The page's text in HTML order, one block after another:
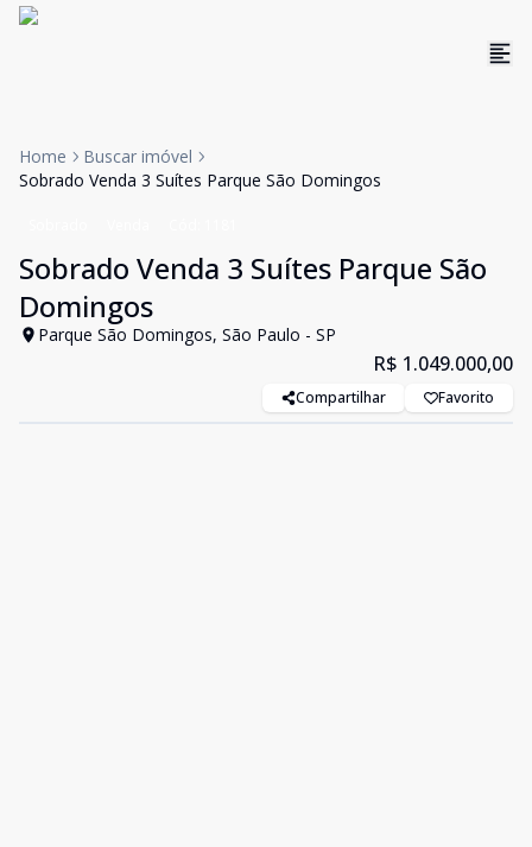
Home
Buscar imóvel
Sobrado Venda 3 Suítes Parque São Domingos
Sobrado Venda 3 Suítes Parque São
Domingos
Parque São Domingos, São Paulo - SP
R$ 1.049.000,00
Compartilhar Favorito